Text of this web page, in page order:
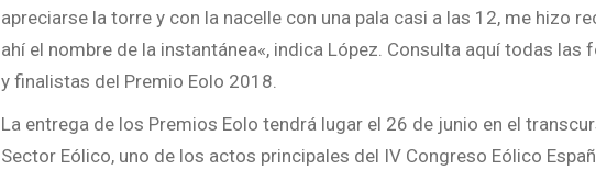
apreciarse la torre y con la nacelle con una pala casi a las 12, me hizo
ahí el nombre de la instantánea«, indica López. Consulta aquí todas
y finalistas del Premio Eolo 2018.
La entrega de los Premios Eolo tendrá lugar el 26 de junio en el
Sector Eólico, uno de los actos principales del IV Congreso Eólico